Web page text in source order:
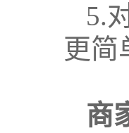
5.
更简
商